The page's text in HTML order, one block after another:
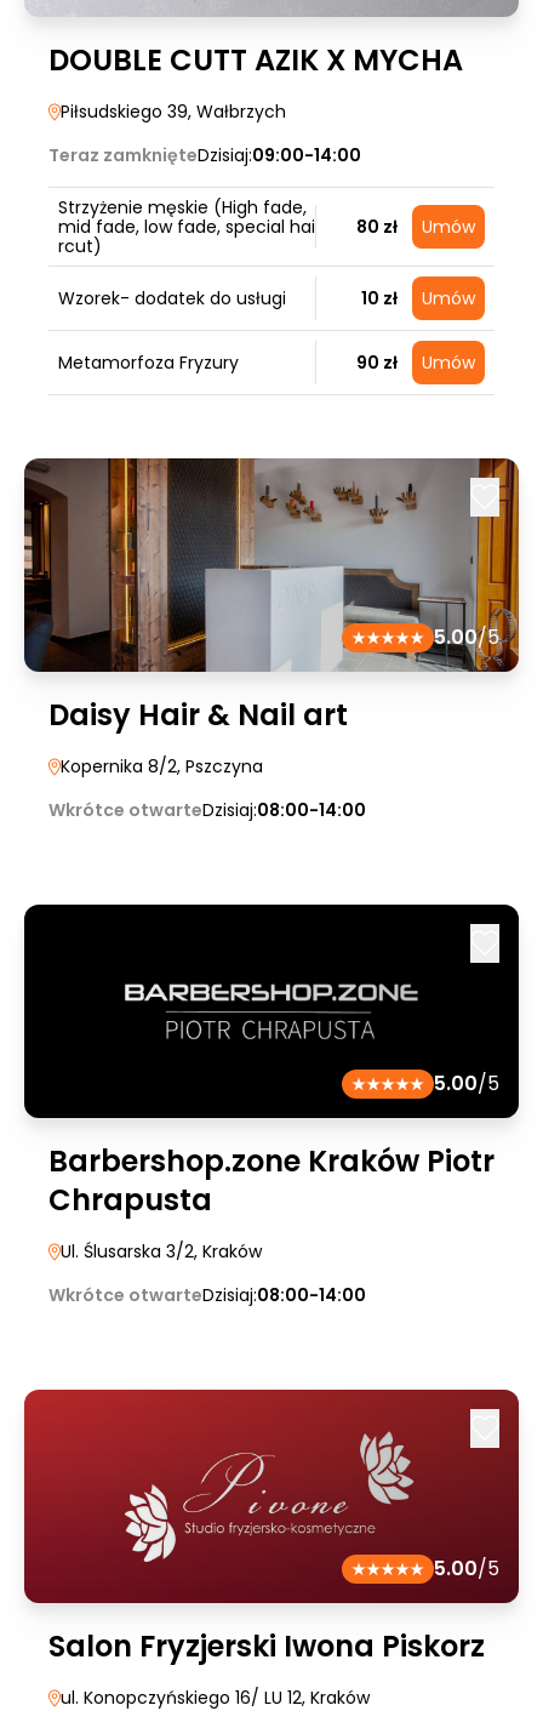
DOUBLE CUTT AZIK X MYCHA
Piłsudskiego 39, Wałbrzych
Teraz zamknięteDzisiaj:09:00-14:00
Strzyżenie męskie (High fade,
mid fade, low fade, special hai
rcut)
80 zł Umów
Wzorek- dodatek do usługi 10 zł Umów
Metamorfoza Fryzury 90 zł Umów
5.00/5
Daisy Hair & Nail art
Kopernika 8/2, Pszczyna
Wkrótce otwarteDzisiaj:08:00-14:00
5.00/5
Barbershop.zone Kraków Piotr
Chrapusta
Ul. Ślusarska 3/2, Kraków
Wkrótce otwarteDzisiaj:08:00-14:00
5.00/5
Salon Fryzjerski Iwona Piskorz
ul. Konopczyńskiego 16/ LU 12, Kraków